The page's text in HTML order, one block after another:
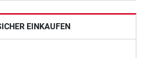
EINKAUFEN